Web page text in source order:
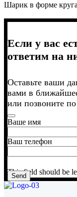
Шарик в форме
Если у вас
ответим на
Оставьте ваши
вами в
или позвоните
Ваше имя
Ваш телефон
Send
This field should be